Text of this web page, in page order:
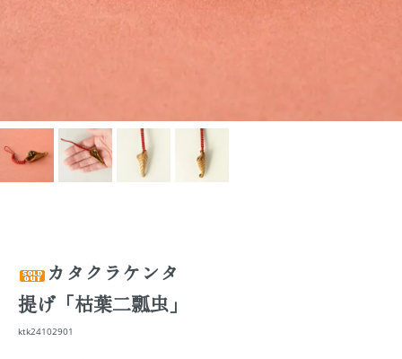
カタクラケンタ
提げ「枯葉二瓢虫」
ktk24102901